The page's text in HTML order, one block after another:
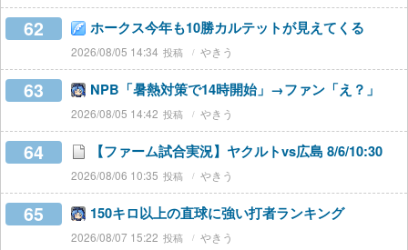
62 ホークス今年も10勝カルテットが見えてくる
2026/08/05 14:34 やきう
63 NPB「暑熱対策で14時開始」→ファン「え？」
2026/08/05 14:42 やきう
64 【ファーム試合実況】ヤクルトvs広島 8/6/10:30
2026/08/06 10:35 やきう
65 150キロ以上の直球に強い打者ランキング
2026/08/07 15:22 やきう